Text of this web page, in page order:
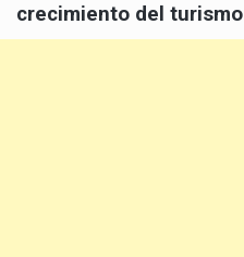
crecimiento del turismo